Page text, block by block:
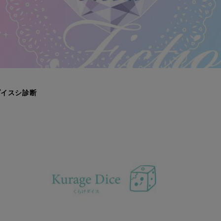
スシ診断